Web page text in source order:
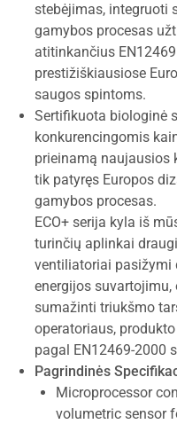
stebėjimas, integruoti
gamybos procesas
atitinkančius
prestižiškiausiose
saugos spintoms.
Sertifikuota biologinė
konkurencingomis
prieinamą naujausios
tik patyręs Europos
gamybos procesas.
ECO+ serija kyla iš
turinčių aplinkai
ventiliatoriai pasižymi
energijos
sumažinti triukšmo
operatoriaus,
pagal EN12469-2000
Pagrindinės
Microprocessor
volumetric sensor